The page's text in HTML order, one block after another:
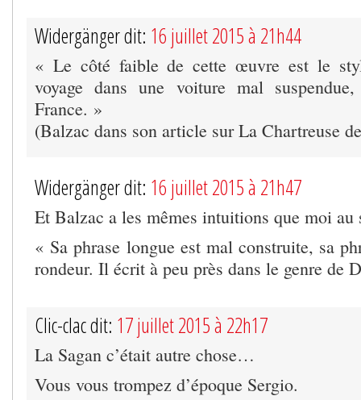
Widergänger dit: 16 juillet 2015 à 21h44
« Le côté faible de cette œuvre est le
voyage dans une voiture mal
France. »
(Balzac dans son article sur La Chartreuse
Widergänger dit: 16 juillet 2015 à 21h47
Et Balzac a les mêmes intuitions que moi au
« Sa phrase longue est mal construite, sa
rondeur. Il écrit à peu près dans le genre de
Clic-clac dit: 17 juillet 2015 à 22h17
La Sagan c’était autre chose…
Vous vous trompez d’époque Sergio.